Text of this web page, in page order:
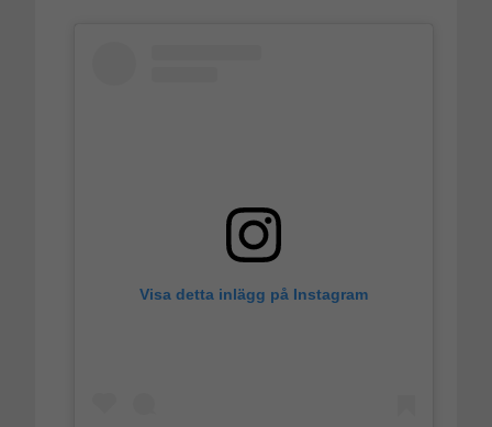
Visa detta inlägg på Instagram